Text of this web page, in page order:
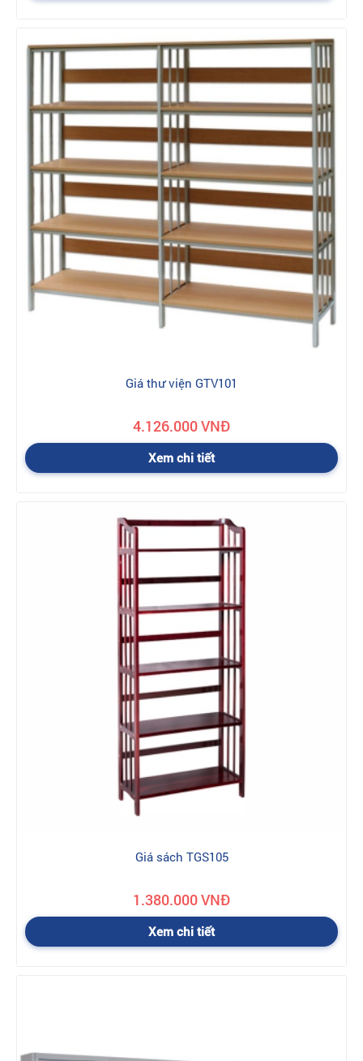
Giá thư viện GTV101
4.126.000 VNĐ
Xem chi tiết
Giá sách TGS105
1.380.000 VNĐ
Xem chi tiết